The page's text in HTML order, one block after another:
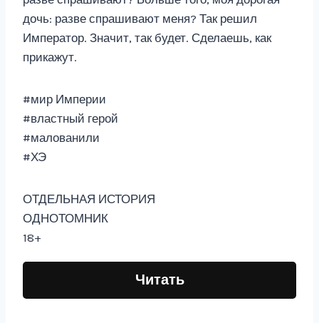
дочь: разве спрашивают меня? Так решил
Император. Значит, так будет. Сделаешь, как
прикажут.
#мир Империи
#властный герой
#малованили
#ХЭ
ОТДЕЛЬНАЯ ИСТОРИЯ
ОДНОТОМНИК
18+
Читать